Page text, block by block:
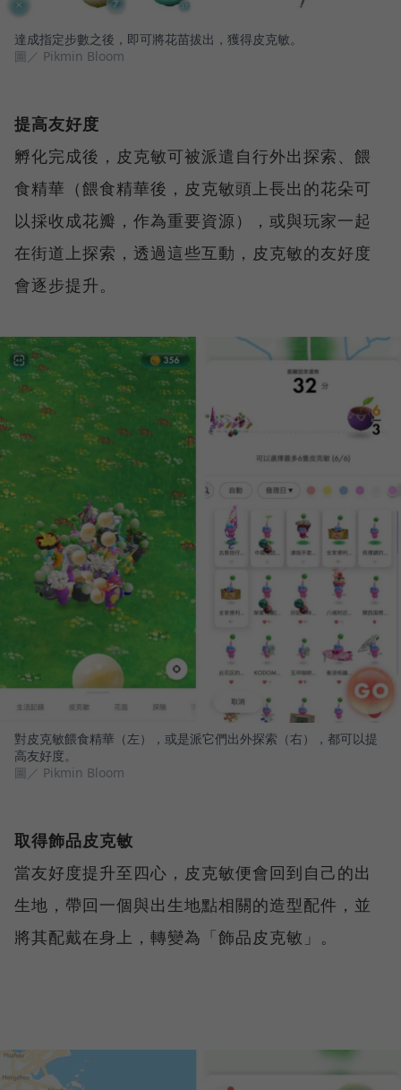
達成指定步數之後，即可將花苗拔出，獲得皮克敏。
圖／ Pikmin Bloom
提高友好度
孵化完成後，皮克敏可被派遣自行外出探索、餵
食精華（餵食精華後，皮克敏頭上長出的花朵可
以採收成花瓣，作為重要資源），或與玩家一起
在街道上探索，透過這些互動，皮克敏的友好度
會逐步提升。
對皮克敏餵食精華（左），或是派它們出外探索（右），都可以提
高友好度。
圖／ Pikmin Bloom
取得飾品皮克敏
當友好度提升至四心，皮克敏便會回到自己的出
生地，帶回一個與出生地點相關的造型配件，並
將其配戴在身上，轉變為「飾品皮克敏」。